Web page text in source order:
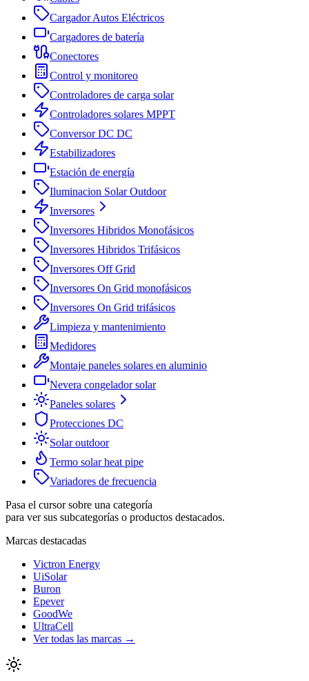
Cargador Autos Eléctricos
Cargadores de batería
Conectores
Control y monitoreo
Controladores de carga solar
Controladores solares MPPT
Conversor DC DC
Estabilizadores
Estación de energía
Iluminacion Solar Outdoor
Inversores
Inversores Hibridos Monofásicos
Inversores Hibridos Trifásicos
Inversores Off Grid
Inversores On Grid monofásicos
Inversores On Grid trifásicos
Limpieza y mantenimiento
Medidores
Montaje paneles solares en aluminio
Nevera congelador solar
Paneles solares
Protecciones DC
Solar outdoor
Termo solar heat pipe
Variadores de frecuencia
Pasa el cursor sobre una categoría
para ver sus subcategorías o productos destacados.
Marcas destacadas
Victron Energy
UiSolar
Buron
Epever
GoodWe
UltraCell
Ver todas las marcas →